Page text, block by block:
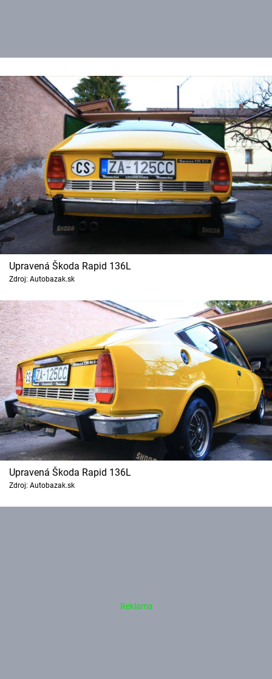
Upravená Škoda Rapid 136L
Zdroj: Autobazak.sk
Upravená Škoda Rapid 136L
Zdroj: Autobazak.sk